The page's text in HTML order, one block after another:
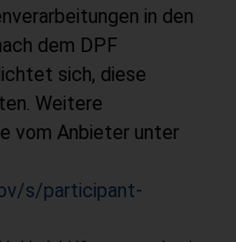
in den
dem DPF
sich, diese
Weitere
vom Anbieter unter
s/participant-